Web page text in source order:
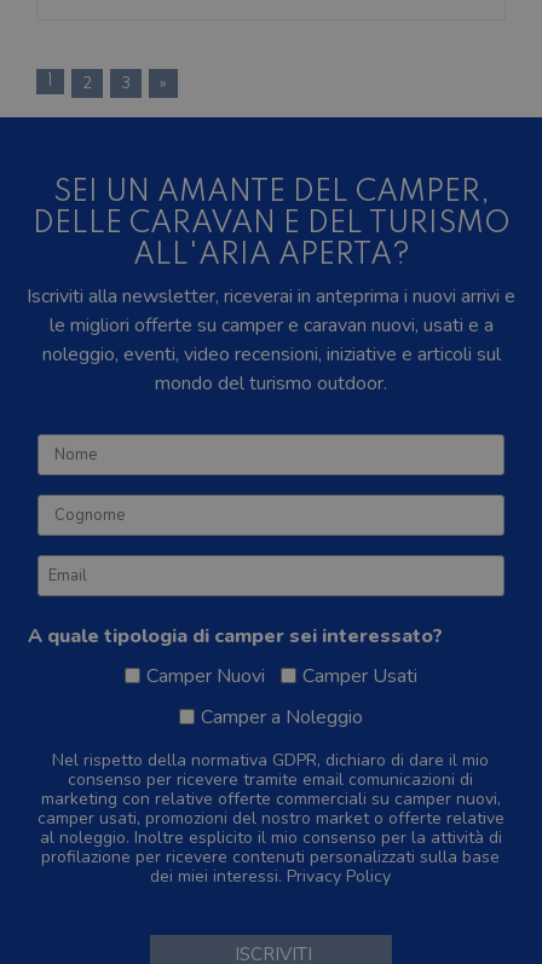
2 3 »
SEI UN AMANTE DEL CAMPER,
DELLE CARAVAN E DEL TURISMO
ALL'ARIA APERTA?
Iscriviti alla newsletter, riceverai in anteprima i nuovi arrivi e
le migliori offerte su camper e caravan nuovi, usati e a
noleggio, eventi, video recensioni, iniziative e articoli sul
mondo del turismo outdoor.
A quale tipologia di camper sei interessato?
Camper Nuovi
Camper Usati
Camper a Noleggio
Nel rispetto della normativa GDPR, dichiaro di dare il mio
consenso per ricevere tramite email comunicazioni di
marketing con relative offerte commerciali su camper nuovi,
camper usati, promozioni del nostro market o offerte relative
al noleggio. Inoltre esplicito il mio consenso per la attività di
profilazione per ricevere contenuti personalizzati sulla base
dei miei interessi. Privacy Policy